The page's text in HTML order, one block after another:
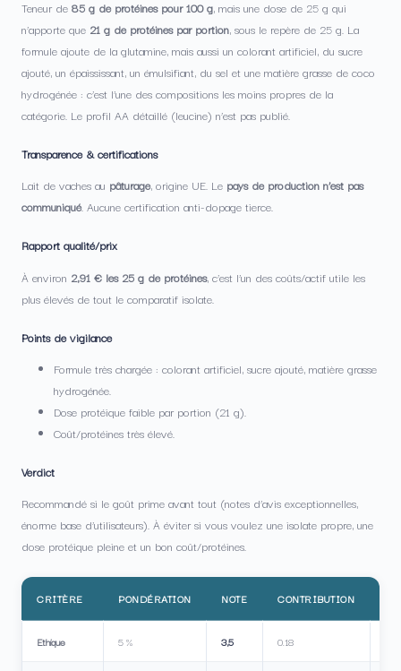
Teneur de 85 g de protéines pour 100 g, mais une dose de 25 g qui
n’apporte que 21 g de protéines par portion, sous le repère de 25 g. La
formule ajoute de la glutamine, mais aussi un colorant artificiel, du sucre
ajouté, un épaississant, un émulsifiant, du sel et une matière grasse de coco
hydrogénée : c’est l’une des compositions les moins propres de la
catégorie. Le profil AA détaillé (leucine) n’est pas publié.
Transparence & certifications
Lait de vaches au pâturage, origine UE. Le pays de production n’est pas
communiqué. Aucune certification anti-dopage tierce.
Rapport qualité/prix
À environ 2,91 € les 25 g de protéines, c’est l’un des coûts/actif utile les
plus élevés de tout le comparatif isolate.
Points de vigilance
Formule très chargée : colorant artificiel, sucre ajouté, matière grasse
hydrogénée.
Dose protéique faible par portion (21 g).
Coût/protéines très élevé.
Verdict
Recommandé si le goût prime avant tout (notes d’avis exceptionnelles,
énorme base d’utilisateurs). À éviter si vous voulez une isolate propre, une
dose protéique pleine et un bon coût/protéines.
CRITÈRE PONDÉRATION NOTE CONTRIBUTION
Ethique 5 % 3,5 0.18